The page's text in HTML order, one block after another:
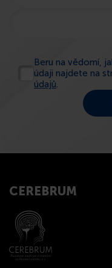
Beru na vědomí,
údaji najdete na
údajů
CEREBRUM